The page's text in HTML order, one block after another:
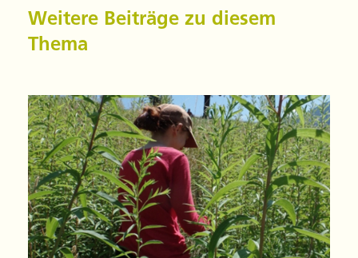
Weitere Beiträge zu diesem
Thema